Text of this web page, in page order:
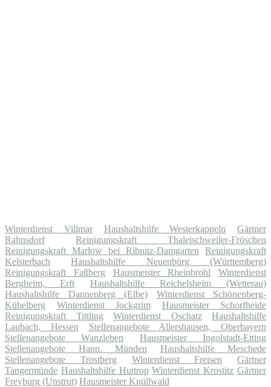
Winterdienst Villmar Haushaltshilfe Westerkappeln
Gärtner
Rahnsdorf
Reinigungskraft Thaleischweiler-Fröschen
Reinigungskraft Marlow bei Ribnitz-Damgarten
Reinigungskraft
Kelsterbach
Haushaltshilfe Neuenbürg (Württemberg)
Reinigungskraft Faßberg
Hausmeister Rheinbrohl
Winterdienst
Bergheim, Erft
Haushaltshilfe Reichelsheim (Wetterau)
Haushaltshilfe Dannenberg (Elbe)
Winterdienst Schönenberg-
Kübelberg
Winterdienst Jockgrim
Hausmeister Schorfheide
Reinigungskraft Tittling
Winterdienst Oschatz
Haushaltshilfe
Laubach, Hessen
Stellenangebote Allershausen, Oberbayern
Stellenangebote Wanzleben
Hausmeister Ingolstadt-Etting
Stellenangebote Hann. Münden
Haushaltshilfe Meschede
Stellenangebote Trostberg
Winterdienst Freisen
Gärtner
Tangermünde Haushaltshilfe Huttrop Winterdienst Krostitz Gärtner
Freyburg (Unstrut) Hausmeister Knüllwald